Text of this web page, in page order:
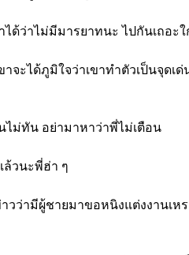
ได้ว่าไม่มีมารยาทนะ ไปกันเถอ
จะได้ภูมิใจว่าเขาทำตัวเป็นจุดเ
ไม่ทัน อย่ามาหาว่าพี่ไม่เตือน
ล้วนะพี่ฮ่า ๆ
วว่ามีผู้ชายมาขอหนิงแต่งงานเ